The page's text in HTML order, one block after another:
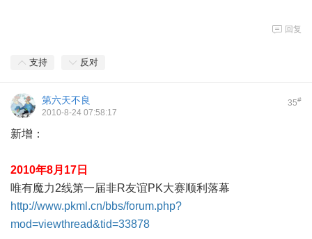
回复
支持 反对
35#
第六天不良
2010-8-24 07:58:17
新增：
2010年8月17日
唯有魔力2线第一届非R友谊PK大赛顺利落幕
http://www.pkml.cn/bbs/forum.php?
mod=viewthread&tid=33878